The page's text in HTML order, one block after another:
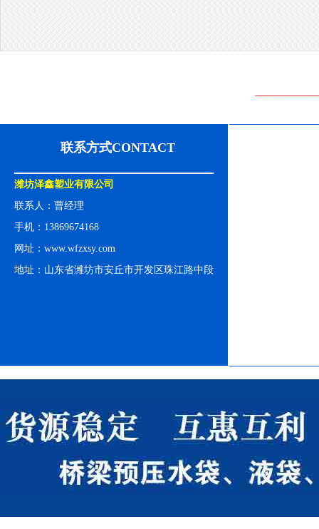
支架水池 支
支架水池
联系方式CONTACT
潍坊泽鑫塑业有限公司
联系人：曹经理
手机：13869674168
网址：www.wfzxsy.com
地址：山东省潍坊市安丘市开发区珠江路中段